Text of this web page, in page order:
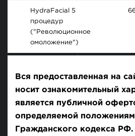
HydraFacial 5
процедур
("Революционное
омоложение")
Вся предоставленная на
носит ознакомительный
является публичной
определяемой
Гражданского кодекса